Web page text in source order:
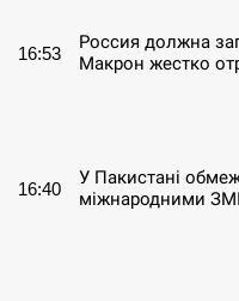
16:53
Россия должна
Макрон жестко
16:40
У Пакистані
міжнародними ЗМІ